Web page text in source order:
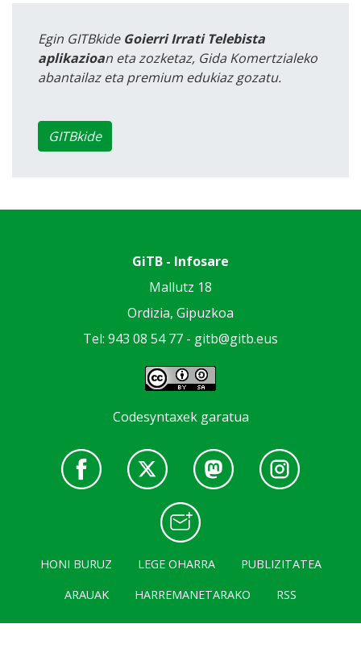
Egin GITBkide Goierri Irrati Telebista
aplikazioan eta zozketaz, Gida Komertzialeko
abantailaz eta premium edukiaz gozatu.
GITBkide
GiTB - Infosare
Mallutz 18
Ordizia, Gipuzkoa
Tel: 943 08 54 77 - gitb@gitb.eus
Codesyntaxek garatua
HONI BURUZ LEGE OHARRA
PUBLIZITATEA
ARAUAK
HARREMANETARAKO RSS